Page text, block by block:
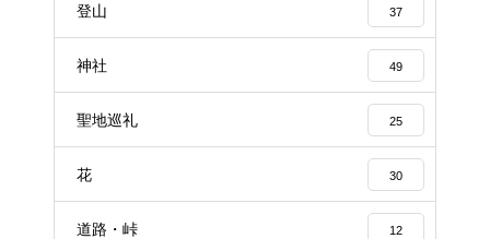
登山 37
神社 49
聖地巡礼 25
花 30
道路・峠 12